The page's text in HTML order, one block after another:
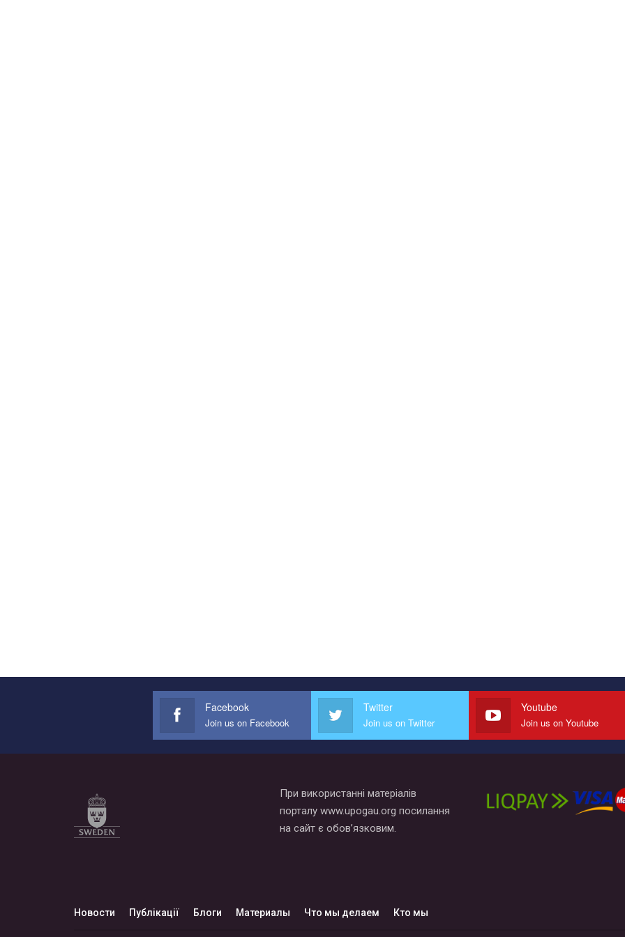
Facebook
Join us on Facebook
Twitter
Join us on Twitter
Youtube
Join us on Youtube
При використанні матеріалів
порталу www.upogau.org посилання
на сайт є обов’язковим.
Новости Публікації Блоги Материалы Что мы делаем Кто мы